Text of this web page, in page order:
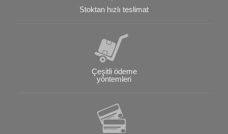
Stoktan hızlı teslimat
Çeşitli ödeme
yöntemleri